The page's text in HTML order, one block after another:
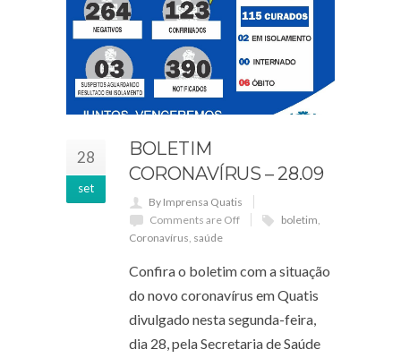
28
set
BOLETIM
CORONAVÍRUS – 28.09
By Imprensa Quatis
Comments are Off
boletim,
Coronavírus, saúde
Confira o boletim com a situação
do novo coronavírus em Quatis
divulgado nesta segunda-feira,
dia 28, pela Secretaria de Saúde